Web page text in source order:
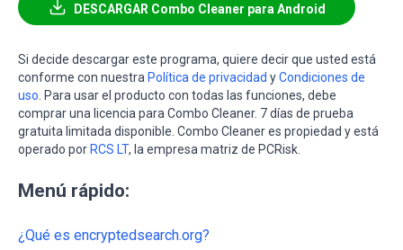
DESCARGAR Combo Cleaner para Android
Si decide descargar este programa, quiere decir que usted está
conforme con nuestra Política de privacidad yCondiciones de
uso . Para usar el producto con todas las funciones, debe
comprar una licencia para Combo Cleaner. 7 días de prueba
gratuita limitada disponible. Combo Cleaner es propiedad y está
operado por RCS LT, la empresa matriz de PCRisk.
Menú rápido:
¿Qué es encryptedsearch.org?